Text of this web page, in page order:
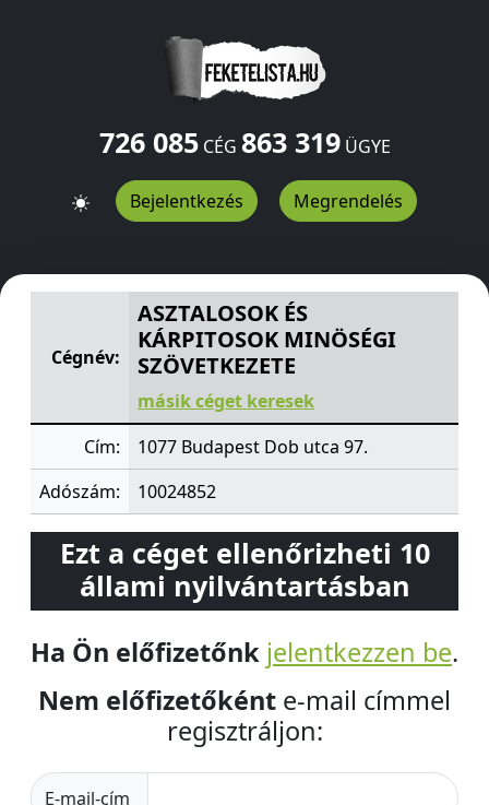
726 085CÉG 863 319ÜGYE
Bejelentkezés Megrendelés
ASZTALOSOK ÉS KÁRPITOSOK MINÖSÉGI
Cégnév:
ASZTALOSOK ÉS
KÁRPITOSOK MINÖSÉGI
SZÖVETKEZETE
másik céget keresek
Cím:
1077 Budapest Dob utca 97.
Adószám:
10024852
Ezt a céget ellenőrizheti 10
állami nyilvántartásban
Ha Ön előfizetőnk jelentkezzen be.
Nem előfizetőként e-mail címmel
regisztráljon:
E-mail-cím